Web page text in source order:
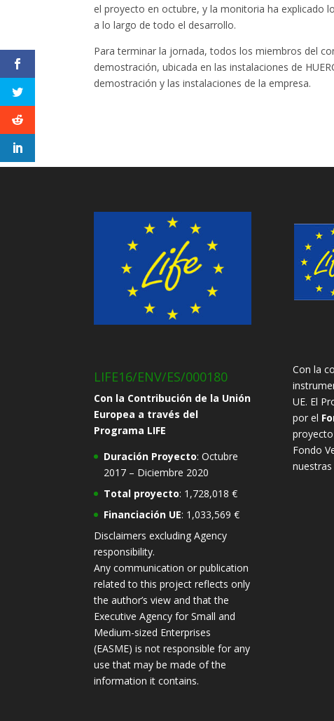
el proyecto en octubre, y la monitoria ha explicado
a lo largo de todo el desarrollo.
Para terminar la jornada, todos los miembros del
demostración, ubicada en las instalaciones de
demostración y las instalaciones de la empresa.
LIFE16/ENV/ES/000180
Con la Contribución de la Unión
Europea a través del
Programa LIFE
Duración Proyecto: Octubre
2017 – Diciembre 2020
Total proyecto: 1,728,018 €
Financiación UE: 1,033,569 €
Disclaimers excluding Agency
responsibility.
Any communication or publication
related to this project reflects only
the author’s view and that the
Executive Agency for Small and
Medium-sized Enterprises
(EASME) is not responsible for any
use that may be made of the
information it contains.
Con la
UE. El
por el
Fondo
nuestras